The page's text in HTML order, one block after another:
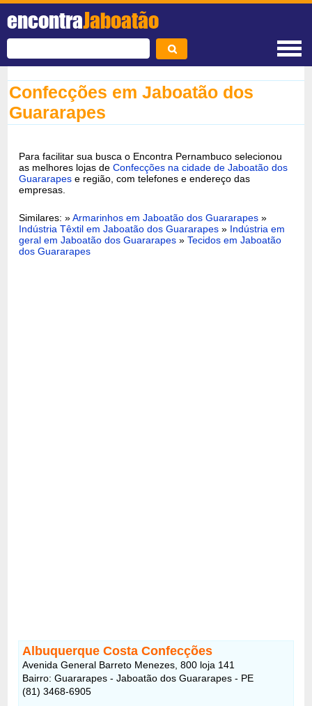
encontraJaboatão
Confecções em Jaboatão dos
Guararapes
Para facilitar sua busca o Encontra Pernambuco selecionou
as melhores lojas deConfecções na cidade de Jaboatão dos
Guararapes e região, com telefones e endereço das
empresas.
Similares: »Armarinhos em Jaboatão dos Guararapes »
Indústria Têxtil em Jaboatão dos Guararapes » Indústria em
geral em Jaboatão dos Guararapes »Tecidos em Jaboatão
dos Guararapes
Albuquerque Costa Confecções
Avenida General Barreto Menezes, 800 loja 141
Bairro: Guararapes - Jaboatão dos Guararapes - PE
(81) 3468-6905